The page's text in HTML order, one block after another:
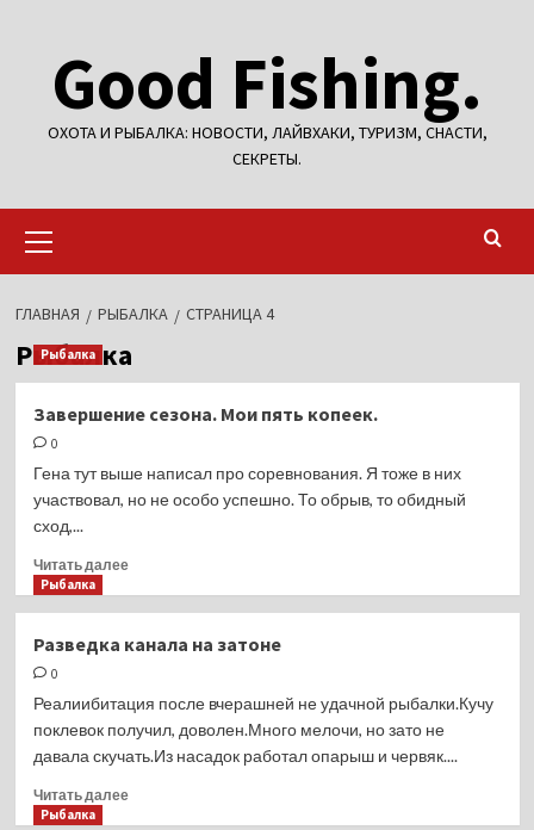
содержимому
Good Fishing.
ОХОТА И РЫБАЛКА: НОВОСТИ, ЛАЙВХАКИ, ТУРИЗМ, СНАСТИ,
СЕКРЕТЫ.
меню
ГЛАВНАЯ РЫБАЛКА СТРАНИЦА 4
Рыбалка
Рыбалка
Завершение сезона. Мои пять копеек.
0
Гена тут выше написал про соревнования. Я тоже в них
участвовал, но не особо успешно. То обрыв, то обидный
сход,...
Читать далееПрочитать
сезона.
пять
Рыбалка
Разведка канала на затоне
0
Реалиибитация после вчерашней не удачной рыбалки.Кучу
поклевок получил, доволен.Много мелочи, но зато не
давала скучать.Из насадок работал опарыш и червяк....
Читать далееПрочитать
Рыбалка